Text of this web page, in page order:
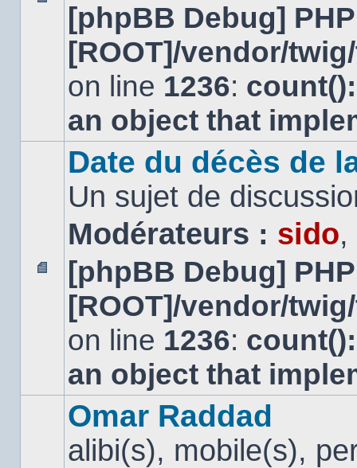
Aucun
message
non
[phpBB Debug]
[ROOT]/vendor/
on line 1236:
an object that
Aucun
message
non
Date du décès de
Un sujet de
Modérateurs : sido,
[phpBB Debug]
[ROOT]/vendor/
on line 1236:
an object that
Omar Raddad
alibi(s), mobile(s),